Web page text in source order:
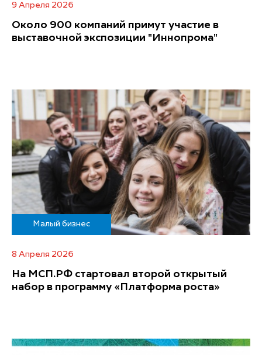
9 Апреля 2026
Около 900 компаний примут участие в
выставочной экспозиции "Иннопрома"
Малый бизнес
8 Апреля 2026
На МСП.РФ стартовал второй открытый
набор в программу «Платформа роста»